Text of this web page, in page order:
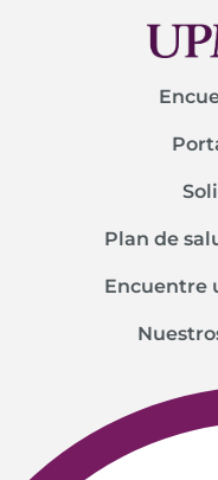
Plan de
Encuentre